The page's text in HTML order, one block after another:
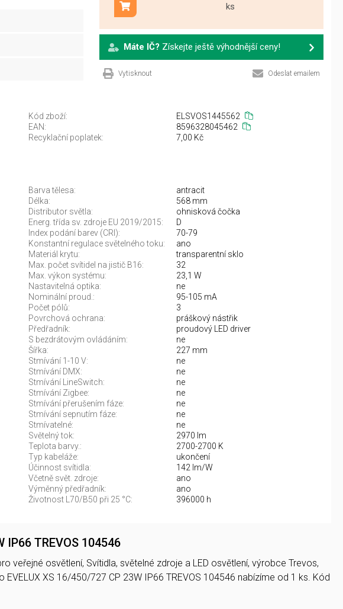
ks
Přidat do košíku
Máte IČ? Získejte ještě výhodnější ceny!
Vytisknout Odeslat emailem
Kód zboží:
ELSVOS1445562
EAN:
8596328045462
Recyklační poplatek:
7,00 Kč
Barva tělesa:
antracit
Délka:
568 mm
Distributor světla:
ohnisková čočka
Energ. třída sv. zdroje EU 2019/2015:
D
Index podání barev (CRI):
70-79
Konstantní regulace světelného toku:
ano
Materiál krytu:
transparentní sklo
Max. počet svítidel na jistič B16:
32
Max. výkon systému:
23,1 W
Nastavitelná optika:
ne
Nominální proud.:
95-105 mA
Počet pólů:
3
Povrchová ochrana:
práškový nástřik
Předřadník:
proudový LED driver
S bezdrátovým ovládáním:
ne
Šířka:
227 mm
Stmívání 1-10 V:
ne
Stmívání DMX:
ne
Stmívání LineSwitch:
ne
Stmívání Zigbee:
ne
Stmívání přerušením fáze:
ne
Stmívání sepnutím fáze:
ne
Stmívatelné:
ne
Světelný tok:
2970 lm
Teplota barvy.:
2700-2700 K
Typ kabeláže:
ukončení
Účinnost svítidla:
142 lm/W
Včetně svět. zdroje:
ano
Výměnný předřadník:
ano
Životnost L70/B50 při 25 °C:
396000 h
IP66 TREVOS 104546
veřejné osvětlení, Svítidla, světelné zdroje a LED osvětlení, výrobce Trevos,
XS 16/450/727 CP 23W IP66 TREVOS 104546 nabízíme od 1 ks. Kód